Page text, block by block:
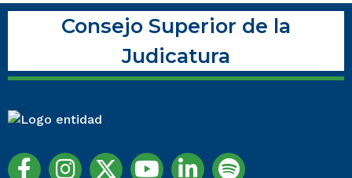
Consejo Superior de la
Judicatura